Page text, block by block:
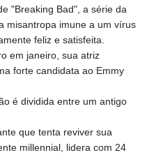
183.527469
0.819276
182.208653
149.488533
101.048565
493.401915
0.357306
0.962469
"Breaking Bad", a série da
misantropa imune a um vírus
feliz e satisfeita.
em janeiro, sua atriz
forte candidata ao Emmy
é dividida entre um antigo
que tenta reviver sua
millennial, lidera com 24